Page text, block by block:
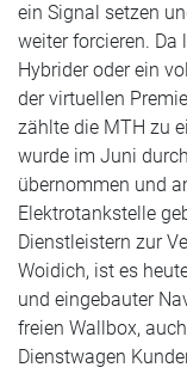
ein Signal setzen
weiter forcieren. Da
Hybrider oder ein
der virtuellen
zählte die MTH zu
wurde im Juni
übernommen und
Elektrotankstelle
Dienstleistern zur
Woidich, ist es
und eingebauter
freien Wallbox,
Dienstwagen